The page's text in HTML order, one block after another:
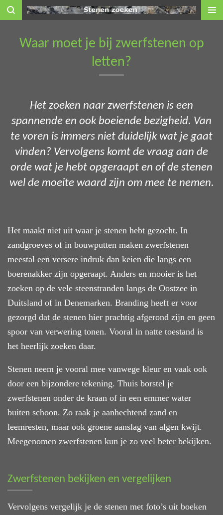
Ga
naarWaar moet je bij zwerfstenen op
letten?
Het zoeken naar zwerfstenen is een
spannende en ook boeiende bezigheid. Van
te voren is immers niet duidelijk wat je gaat
vinden? Vervolgens komt de vraag aan de
orde wat je hebt opgeraapt en ofde stenen
wel de moeite waard zijn om mee te nemen.
Het maakt niet uit waar je stenen hebt gezocht. In
zandgroeves of in bouwputten maken zwerfstenen
meestal een versere indruk dan keien die langs een
boerenakker zijn opgeraapt. Anders en mooier is het
zoeken op de vele steenstranden langs de Oostzee in
Duitsland of in Denemarken. Branding heeft er voor
gezorgd dat de stenen hier prachtig afgerond zijn en geen
spoor van verwering tonen. Vooral in natte toestand is
het heerlijk zoeken daar.
Stenen neem je vooral mee vanwege kleur en vaak ook
door een bijzondere tekening. Thuis borstel je
zwerfstenen onder de kraan of in een emmer water
buiten schoon. Zo raak je aanhechtend zand en
leemresten, maar ook groene aanslag van algen kwijt.
Meegenomen zwerfstenen kun je zo veel beter bekijken.
Zwerfstenen bekijken en vergelijken
Vervolgens vergelijk je de stenen met foto’s uit boeken